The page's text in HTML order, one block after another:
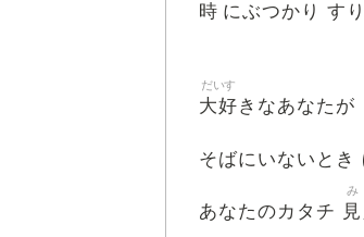
時 にぶつかり すり
大好
だいす
きなあなたが
そばにいないとき
あなたのカタチ 見
み